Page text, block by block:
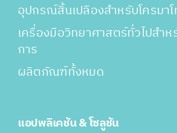
อุปกรณ์สิ้นเปลืองสำหรับโครมา
เครื่องมือวิทยาศาสตร์ทั่วไปสำ
การ
ผลิตภัณฑ์ทั้งหมด
แอปพลิเคชัน & โซลูชัน